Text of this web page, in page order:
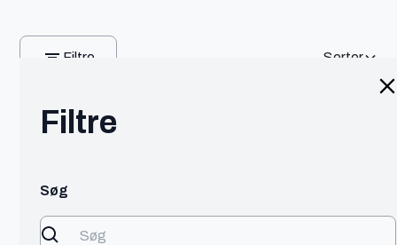
Filtre
Filtre
Søg
Sorter
Tag
Kolding